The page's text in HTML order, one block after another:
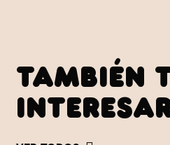
TAMBIÉN